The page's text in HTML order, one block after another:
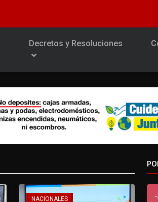
Decretos y Resoluciones
NACIONALES